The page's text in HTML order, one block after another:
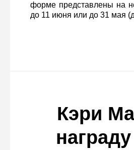
форме представлены на
до 11 июня или до 31 мая
Кэри